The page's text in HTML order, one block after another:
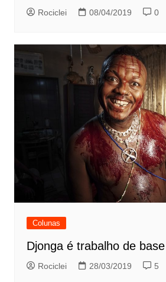
Rociclei 08/04/2019 0
Colunas
Djonga é trabalho de base
Rociclei 28/03/2019 5